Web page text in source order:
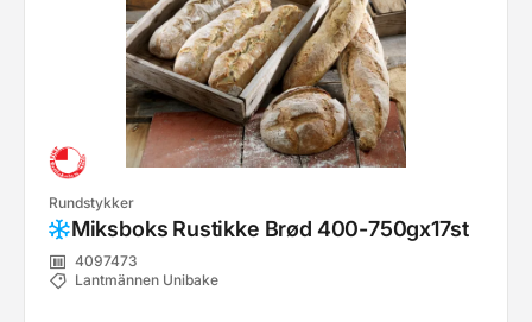
Rundstykker
Miksboks Rustikke Brød 400-750gx17st
4097473
Lantmännen Unibake